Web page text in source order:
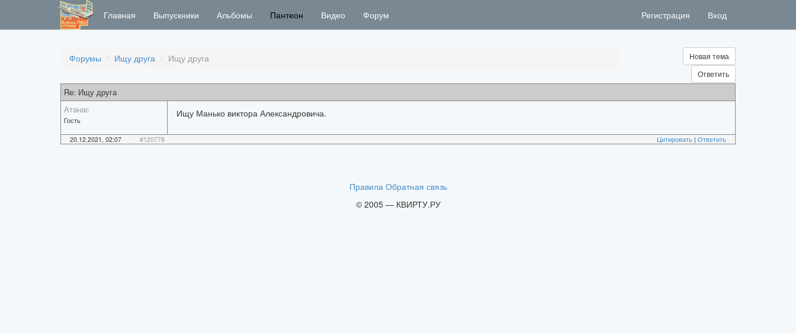
Главная Выпускники Альбомы Пантеон Видео Форум Регистрация Вход
Форумы Ищу друга Ищу друга
Новая тема
Ответить
Re: Ищу друга
Атанас
Гость
Ищу Манько виктора Александровича.
20.12.2021, 02:07 #120778 Цитировать| Ответить
Правила Обратная связь
© 2005 — КВИРТУ.РУ